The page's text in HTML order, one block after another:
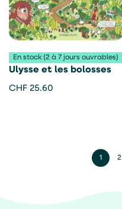
En stock (2 à 7 jours ouvrables)
Ulysse et les bolosses
CHF 25.60
1 2